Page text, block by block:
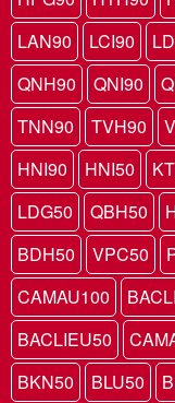
LAN90
LCI90
QNH90
QNI90
TNN90
TVH90
HNI90
HNI50
LDG50
QBH50
BDH50
VPC50
CAMAU100
BACLIEU50
BKN50
BLU50